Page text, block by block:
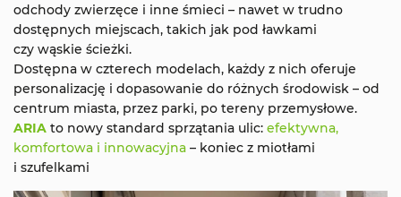
odchody zwierzęce i inne śmieci – nawet w trudno
dostępnych miejscach, takich jak pod ławkami
czy wąskie ścieżki.
Dostępna w czterech modelach, każdy z nich oferuje
personalizację i dopasowanie do różnych środowisk – od
centrum miasta, przez parki, po tereny przemysłowe.
ARIA to nowy standard sprzątania ulic: efektywna,
komfortowa i innowacyjna – koniec z miotłami
i szufelkami